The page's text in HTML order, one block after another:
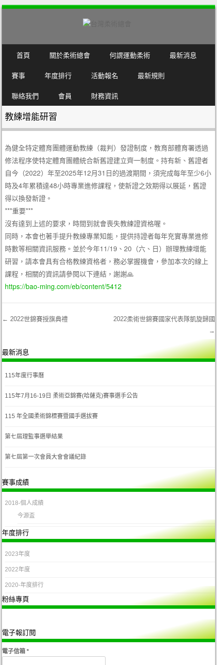
MENU
SKIP TO CONTENT
首頁 關於柔術總會 何謂運動柔術 最新消息
賽事 年度排行 活動報名 最新規則
聯絡我們 會員 財務資訊
教練增能研習
為健全特定體育團體運動教練（裁判）發證制度，教育部體育署透過
修法程序使特定體育團體統合新舊證建立齊一制度。持有新、舊證者
自今（2022）年至2025年12月31日的過渡期間，須完成每年至少6小
時及4年累積達48小時專業進修課程，使新證之效期得以展延，舊證
得以換發新證。
***重要***
沒有達到上述的要求，時間到就會喪失教練證資格喔。
同時，本會也著手提升教練專業知能，提供持證者每年充實專業進修
時數等相關資訊服務。並於今年11/19、20（六、日）辦理教練增能
研習，請本會具有合格教練資格者，務必掌握機會，參加本次的線上
課程，相關的資訊請參閱以下連結，謝謝🙏
https://bao-ming.com/eb/content/5412
← 2022世錦賽授旗典禮
2022柔術世錦賽國家代表隊凱旋歸國
→
最新消息
115年度行事曆
115年7月16-19日 柔術亞錦賽(哈薩克)賽事選手公告
115 年全國柔術錦標賽暨國手選拔賽
第七屆理監事選舉結果
第七屆第一次會員大會會議紀錄
賽事成績
2018-個人成績
今源盃
年度排行
2023年度
2022年度
2020-年度排行
粉絲專頁
電子報訂閱
電子信箱*